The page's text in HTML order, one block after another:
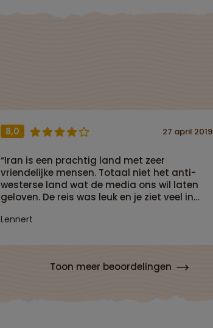
8,0
“Iran is een prachtig land met zeer
vriendelijke mensen. Totaal niet het anti-
westerse land wat de media ons wil laten
geloven. De reis was leuk en je ziet veel in
Lennert
27 april 2019
Toon meer beoordelingen